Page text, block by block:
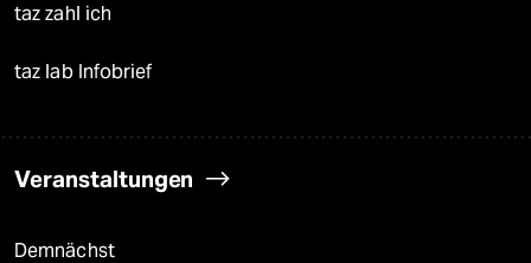
taz zahl ich
taz lab Infobrief
Veranstaltungen
Demnächst